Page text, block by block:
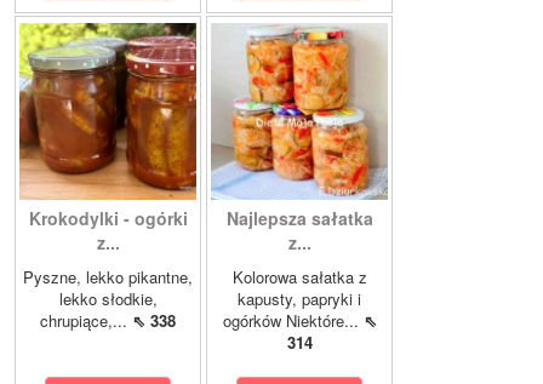
Krokodylki - ogórki
z...
Pyszne, lekko pikantne,
lekko słodkie,
chrupiące,... ⇖ 338
Najlepsza sałatka
z...
Kolorowa sałatka z
kapusty, papryki i
ogórków Niektóre... ⇖
314